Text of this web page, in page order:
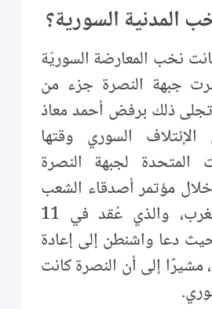
المدنية السورية؟
نخب المعارضة السوريّة
جبهة النصرة جزء من
تجلى ذلك برفض أحمد معاذ
السوري وقتها
المتحدة لجبهة النصرة
مؤتمر أصدقاء الشعب
السوري في المغرب، والذي عُقد في 11
2012، حيث دعا واشنطن إلى إعادة
مشيرًا إلى أن النصرة كانت